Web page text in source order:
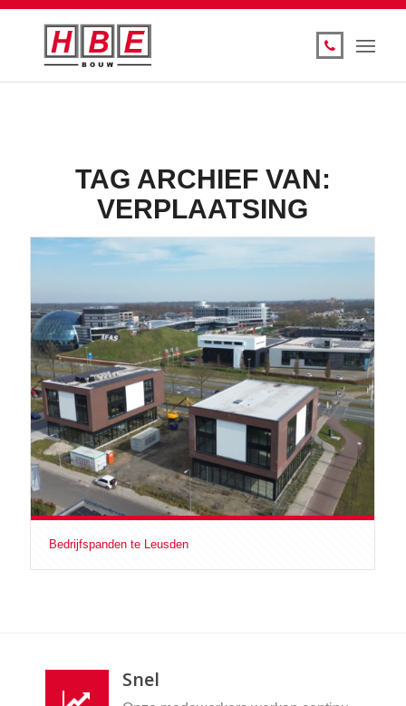
TAG ARCHIEF VAN:
VERPLAATSING
Bedrijfspanden te Leusden
Snel